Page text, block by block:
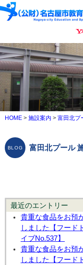
HOME > 施設案内 > 富田北プ
富田北プール
最近のエントリー
貴重な食品をお預
しました【フード
イブNo.537】
貴重な食品をお預
しました【フード